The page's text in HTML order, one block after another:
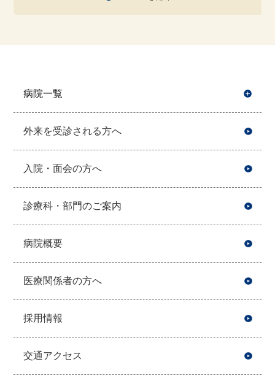
病院一覧
外来を受診される方へ
入院・面会の方へ
診療科・部門のご案内
病院概要
医療関係者の方へ
採用情報
交通アクセス